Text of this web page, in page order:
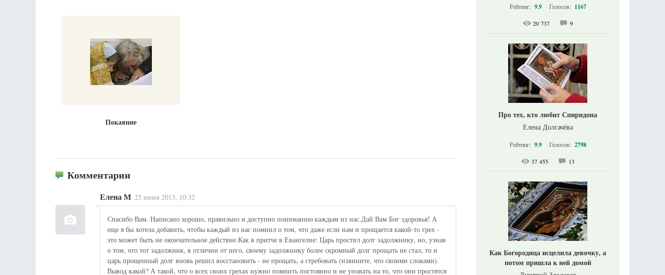
Покаяние
Комментарии
Елена М 25 июня 2013, 10:32
Спасибо Вам. Написано хорошо, правильно и доступно пониманию каждым из нас.Дай Вам Бог здоровья! А
еще я бы хотела добавить, чтобы каждый из нас помнил о том, что даже если нам и прощается какой-то грех -
это может быть не окончательное действие.Как в притче в Евангелие: Царь простил долг задолжнику, но, узнав
о том, что тот задолжник, в отличии от него, своему задолжнику более скромный долг прощать не стал, то и
царь прощенный долг вновь решил восстановить - не прощать, а стребовать (извините, что своими словами).
Вывод какой? А такой, что о всех своих грехах нужно помнить постоянно и не уповать на то, что они простятся
Рейтинг: 9.9 Голосов: 1167
20 737 9
Про тех, кто любит Спиридона
Елена Долгачёва
Рейтинг: 9.9 Голосов: 2798
37 455 13
Как Богородица исцелила девочку, а
потом пришла к ней домой